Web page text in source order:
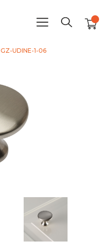
UDINE-1-06